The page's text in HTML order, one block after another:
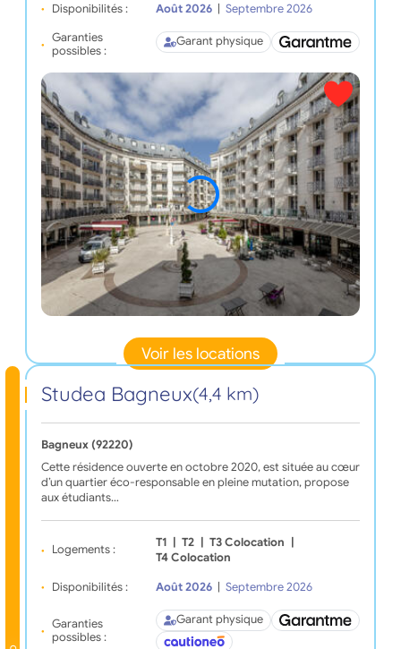
Disponibilités : Août 2026
Septembre 2026
Garanties
possibles :
Garant physique
Voir les locations
Studea Bagneux(4,4 km)
Bagneux (92220)
Cette résidence ouverte en octobre 2020, est située au cœur
d’un quartier éco-responsable en pleine mutation, propose
aux étudiants…
Logements :
T1 T2 T3 Colocation
T4 Colocation
Disponibilités : Août 2026 Septembre 2026
Garanties
possibles :
Garant physique